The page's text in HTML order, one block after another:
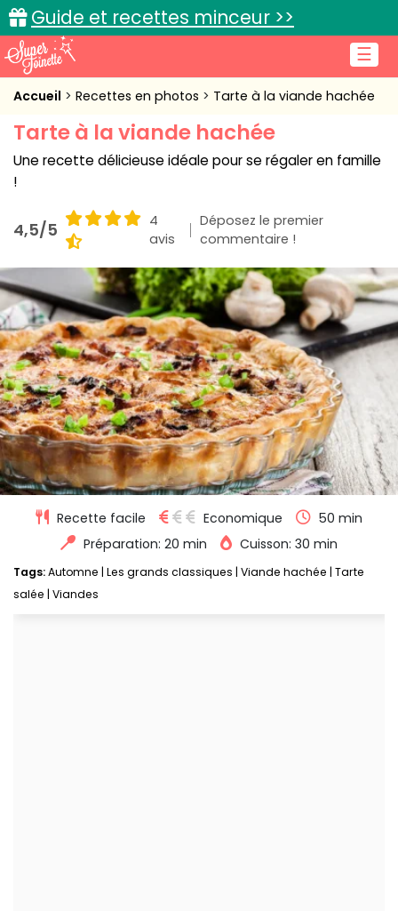
☰
Guide et recettes minceur >>
Accueil
Recettes de cuisine
Cuisine pratique
L'actu cuisine
Connexion
Accueil Recettes en photos Tarte à la viande hachée
Tarte à la viande hachée
Une recette délicieuse idéale pour se régaler en famille
!
4,5/5
4
avis
Déposez le premier
commentaire !
Recette facile Economique
50 min
Préparation: 20 min
Cuisson: 30 min
Tags:Automne Les grands classiques Viande hachée Tarte
salée Viandes